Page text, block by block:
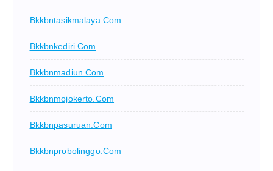
Bkkbntasikmalaya.com
Bkkbnkediri.com
Bkkbnmadiun.com
Bkkbnmojokerto.com
Bkkbnpasuruan.com
Bkkbnprobolinggo.com